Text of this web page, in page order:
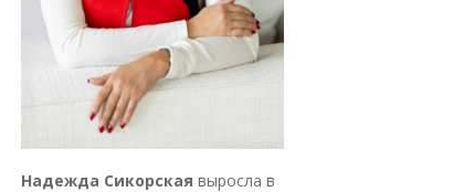
Надежда Сикорская выросла в